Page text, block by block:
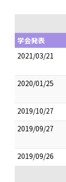
学会発表
2021/03/21
2020/01/25
2019/10/27
2019/09/27
2019/09/26